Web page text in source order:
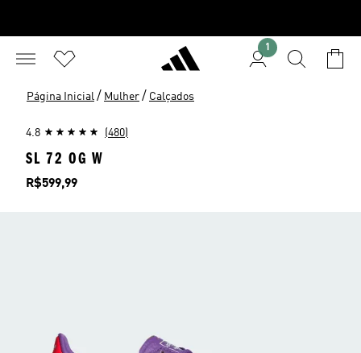
1
Página Inicial / Mulher / Calçados
4.8 (480)
SL 72 OG W
Preço
R$599,99